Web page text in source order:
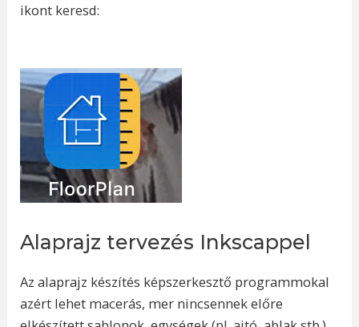
ikont keresd:
Alaprajz tervezés Inkscappel
Az alaprajz készítés képszerkesztő programmokal
azért lehet macerás, mer nincsennek előre